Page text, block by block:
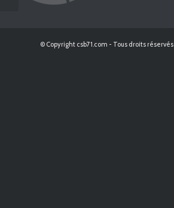
© Copyright csb71.com - Tous droits réservés